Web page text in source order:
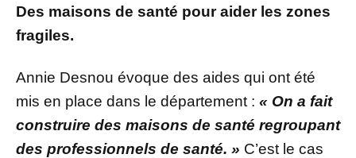
Des maisons de santé pour aider les zones
fragiles.
Annie Desnou évoque des aides qui ont été
mis en place dans le département : « On a fait
construire des maisons de santé regroupant
des professionnels de santé. » C’est le cas